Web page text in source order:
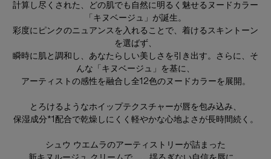
計算し尽くされた、どの肌でも自然に明るく魅せるヌードカラー
「キヌベージュ」が誕生。
彩度にピンクのニュアンスを入れることで、着けるスキントーン
を選ばず、
瞬時に肌と調和し、あなたらしい美しさを引き出す。さらに、そ
んな「キヌベージュ」を基に、
アーティストの感性を融合し全12色のヌードカラーを展開。
とろけるようなホイップテクスチャーが唇を包み込み、
保湿成分*1配合で乾燥しにくく軽やかな心地よさが長時間続く。
シュウ ウエムラのアーティストリーが詰まった